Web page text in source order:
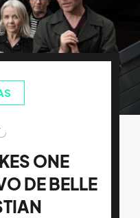
ONE
DE BELLE